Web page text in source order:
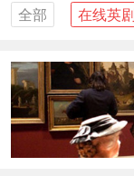
全部 在线英剧